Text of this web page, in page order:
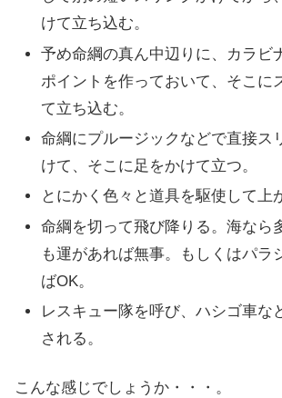
けて立ち込む。
予め命綱の真ん中辺りに、カラビ
ポイントを作っておいて、そこに
て立ち込む。
命綱にプルージックなどで直接ス
けて、そこに足をかけて立つ。
とにかく色々と道具を駆使して上
命綱を切って飛び降りる。海なら
も運があれば無事。もしくはパラ
ばOK。
レスキュー隊を呼び、ハシゴ車な
される。
こんな感じでしょうか・・・。